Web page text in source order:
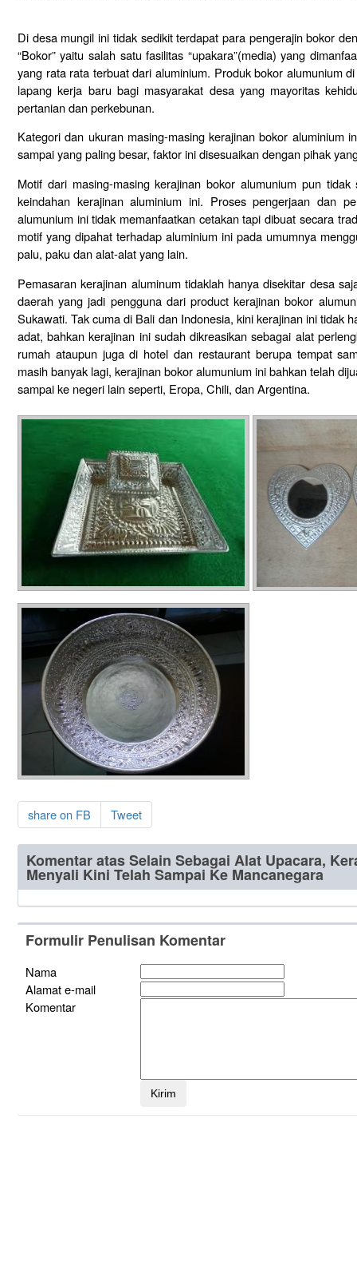
Di desa mungil ini tidak sedikit terdapat para pengerajin bokor
“Bokor” yaitu salah satu fasilitas “upakara”(media) yang
yang rata rata terbuat dari aluminium. Produk bokor alumunium
lapang kerja baru bagi masyarakat desa yang mayoritas
pertanian dan perkebunan.
Kategori dan ukuran masing-masing kerajinan bokor aluminium
sampai yang paling besar, faktor ini disesuaikan dengan pihak
Motif dari masing-masing kerajinan bokor alumunium pun
keindahan kerajinan aluminium ini. Proses pengerjaan dan
alumunium ini tidak memanfaatkan cetakan tapi dibuat secara
motif yang dipahat terhadap aluminium ini pada umumnya
palu, paku dan alat-alat yang lain.
Pemasaran kerajinan aluminum tidaklah hanya disekitar desa
daerah yang jadi pengguna dari product kerajinan bokor
Sukawati. Tak cuma di Bali dan Indonesia, kini kerajinan ini tidak
adat, bahkan kerajinan ini sudah dikreasikan sebagai alat
rumah ataupun juga di hotel dan restaurant berupa tempat
masih banyak lagi, kerajinan bokor alumunium ini bahkan telah
sampai ke negeri lain seperti, Eropa, Chili, dan Argentina.
share on FB Tweet
Komentar atas Selain Sebagai Alat Upacara,
Menyali Kini Telah Sampai Ke Mancanegara
Formulir Penulisan Komentar
Nama
Alamat e-mail
Komentar